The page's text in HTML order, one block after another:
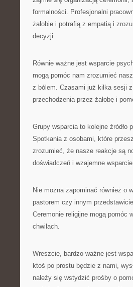
formalności. Profesjonalni
żałobie i potrafią z empatią i
decyzji.
Równie ważne jest wsparcie
mogą pomóc nam zrozumieć
z bólem. Czasami już kilka sesji
przechodzenia przez żałobę i
Grupy wsparcia to kolejne
Spotkania z osobami, które
zrozumieć, że nasze reakcje są
doświadczeń i wzajemne
Nie można zapominać również o
pastorem czy innym
Ceremonie religijne mogą pomóc
chwilach.
Wreszcie, bardzo ważne jest
ktoś po prostu będzie z nami,
należy się wstydzić prośby o